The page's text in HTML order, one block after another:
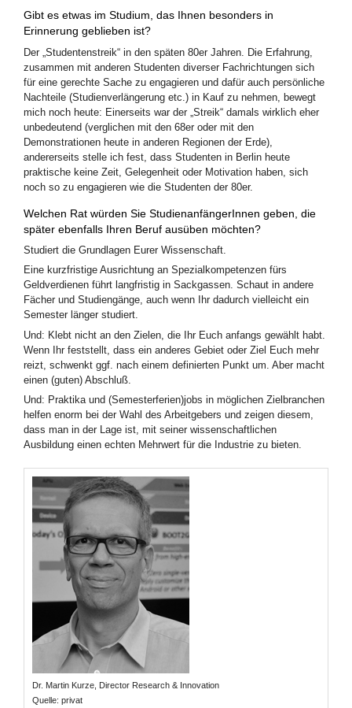
Gibt es etwas im Studium, das Ihnen besonders in
Erinnerung geblieben ist?
Der „Studentenstreik“ in den späten 80er Jahren. Die Erfahrung,
zusammen mit anderen Studenten diverser Fachrichtungen sich
für eine gerechte Sache zu engagieren und dafür auch persönliche
Nachteile (Studienverlängerung etc.) in Kauf zu nehmen, bewegt
mich noch heute: Einerseits war der „Streik“ damals wirklich eher
unbedeutend (verglichen mit den 68er oder mit den
Demonstrationen heute in anderen Regionen der Erde),
andererseits stelle ich fest, dass Studenten in Berlin heute
praktische keine Zeit, Gelegenheit oder Motivation haben, sich
noch so zu engagieren wie die Studenten der 80er.
Welchen Rat würden Sie StudienanfängerInnen geben, die
später ebenfalls Ihren Beruf ausüben möchten?
Studiert die Grundlagen Eurer Wissenschaft.
Eine kurzfristige Ausrichtung an Spezialkompetenzen fürs
Geldverdienen führt langfristig in Sackgassen. Schaut in andere
Fächer und Studiengänge, auch wenn Ihr dadurch vielleicht ein
Semester länger studiert.
Und: Klebt nicht an den Zielen, die Ihr Euch anfangs gewählt habt.
Wenn Ihr feststellt, dass ein anderes Gebiet oder Ziel Euch mehr
reizt, schwenkt ggf. nach einem definierten Punkt um. Aber macht
einen (guten) Abschluß.
Und: Praktika und (Semesterferien)jobs in möglichen Zielbranchen
helfen enorm bei der Wahl des Arbeitgebers und zeigen diesem,
dass man in der Lage ist, mit seiner wissenschaftlichen
Ausbildung einen echten Mehrwert für die Industrie zu bieten.
Dr. Martin Kurze, Director Research & Innovation
Quelle: privat